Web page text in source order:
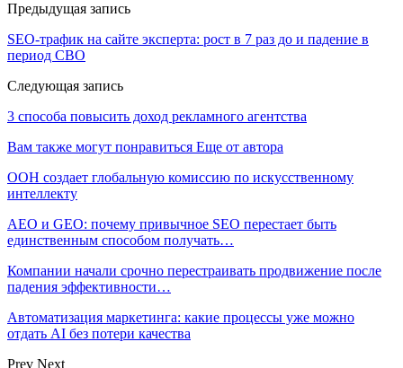
Предыдущая запись
SEO-трафик на сайте эксперта: рост в 7 раз до и падение в
период СВО
Следующая запись
3 способа повысить доход рекламного агентства
Вам также могут понравиться Еще от автора
ООН создает глобальную комиссию по искусственному
интеллекту
AEO и GEO: почему привычное SEO перестает быть
единственным способом получать…
Компании начали срочно перестраивать продвижение после
падения эффективности…
Автоматизация маркетинга: какие процессы уже можно
отдать AI без потери качества
Prev Next